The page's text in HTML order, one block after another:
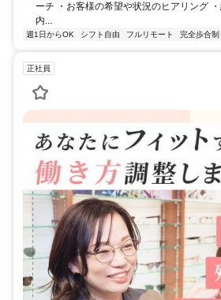
ーチ ・お客様の希望や状況のヒアリング
内...
週1日からOK シフト自由 フルリモート 完全歩合制
正社員